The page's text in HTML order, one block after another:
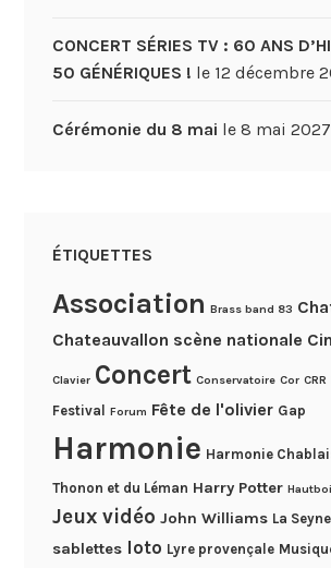
CONCERT SÉRIES TV : 60 ANS
50 GÉNÉRIQUES ! le 12 décembre
Cérémonie du 8 mai le 8 mai 2027
ÉTIQUETTES
Association Brass band 83
Chateauvallon scène nationale
Clavier Concert Conservatoire Cor CRR
Festival Forum Fête de l'olivier Gap
Harmonie Harmonie
Thonon et du Léman Harry Potter
Jeux vidéo John Williams La
sablettes loto Lyre provençale